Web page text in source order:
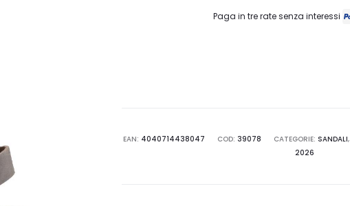
Paga in tre rate senza interessi
EAN: 4040714438047 COD: 39078 CATEGORIE: SANDALI,
2026